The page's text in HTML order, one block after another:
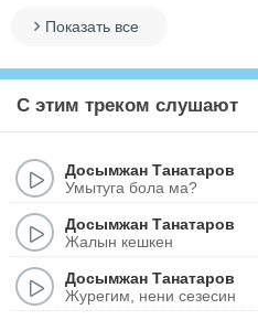
Показать все
С этим треком слушают
Досымжан Танатаров
Умытуга бола ма?
Досымжан Танатаров
Жалын кешкен
Досымжан Танатаров
Журегим, нени сезесин